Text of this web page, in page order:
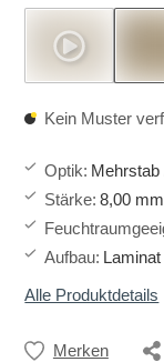
Kein Muster
Optik: Mehrstab
Stärke: 8,00 mm
Aufbau:
Alle Produktdetails
Merken